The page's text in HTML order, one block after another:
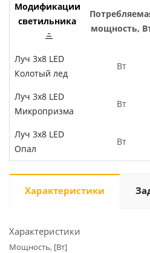
Модификации
светильника
мощность,
Луч 3х8 LED
Колотый лед
Вт
Луч 3х8 LED
Микропризма
Вт
Луч 3х8 LED
Опал
Вт
Характеристики
Характеристики
Мощность, [Вт]